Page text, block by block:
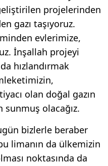
projelerinden
gazı taşıyoruz.
evlerimize,
İnşallah projeyi
hızlandırmak
olan doğal gazın
sunmuş olacağız.
bizlerle beraber
limanın da ülkemizin
noktasında da